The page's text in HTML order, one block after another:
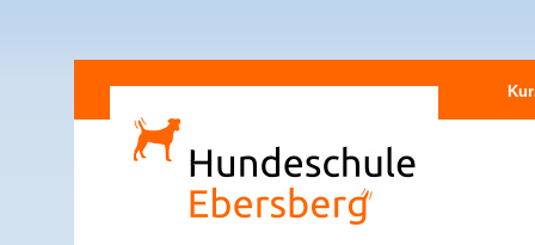
zum
Inhalt
Direkt
Navigation